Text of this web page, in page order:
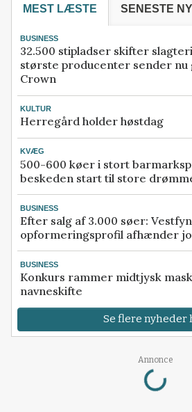
MEST LÆSTE SENESTE
BUSINESS
32.500 stipladser skifter
største producenter sender nu
Crown
KULTUR
Herregård holder høstdag
KVÆG
500-600 køer i stort
beskeden start til store
BUSINESS
Efter salg af 3.000 søer:
opformeringsprofil afhænder
BUSINESS
Konkurs rammer midtjysk
navneskifte
Se flere nyheder
Annonce
Loading...